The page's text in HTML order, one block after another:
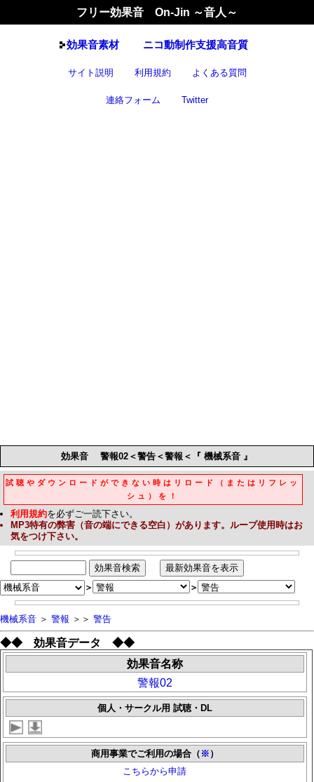
フリー効果音 On-Jin ～音人～
効果音素材 ニコ動制作支援高音質
サイト説明 利用規約 よくある質問
連絡フォーム Twitter
効果音 警報02＜警告＜警報＜『 機械系音 』
試聴やダウンロードができない時はリロード（またはリフレッ
シュ）を！
利用規約を必ずご一読下さい。
MP3特有の弊害（音の端にできる空白）があります。ループ使用時はお
気をつけ下さい。
＞ ＞
機械系音 ＞ 警報 ＞＞ 警告
◆◆ 効果音データ ◆◆
効果音名称
警報02
個人・サークル用 試聴・DL
商用事業でご利用の場合（ ※ ）
こちらから申請